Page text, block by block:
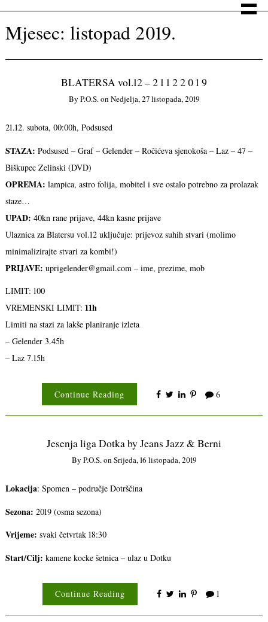
Mjesec: listopad 2019.
BLATERSA vol.12 – 2 1 1 2 2 0 1 9
By P.o.s.on Nedjelja, 27 listopada, 2019
21.12. subota, 00:00h, Podsused
STAZA: Podsused – Graf – Gelender – Ročićeva sjenokoša – Laz – 47 –
Biškupec Zelinski (DVD)
OPREMA: lampica, astro folija, mobitel i sve ostalo potrebno za prolazak
staze…
UPAD: 40kn rane prijave, 44kn kasne prijave
Ulaznica za Blatersu vol.12 uključuje: prijevoz suhih stvari (molimo
minimalizirajte stvari za kombi!)
PRIJAVE: uprigelender@gmail.com – ime, prezime, mob
LIMIT: 100
VREMENSKI LIMIT: 11h
Limiti na stazi za lakše planiranje izleta
– Gelender 3.45h
– Laz 7.15h
Continue Reading 6
Jesenja liga Dotka by Jeans Jazz & Berni
By P.o.s.on Srijeda, 16 listopada, 2019
Lokacija: Spomen – područje Dotrščina
Sezona: 2019 (osma sezona)
Vrijeme: svaki četvrtak 18:30
Start/Cilj: kamene kocke šetnica – ulaz u Dotku
Continue Reading 1